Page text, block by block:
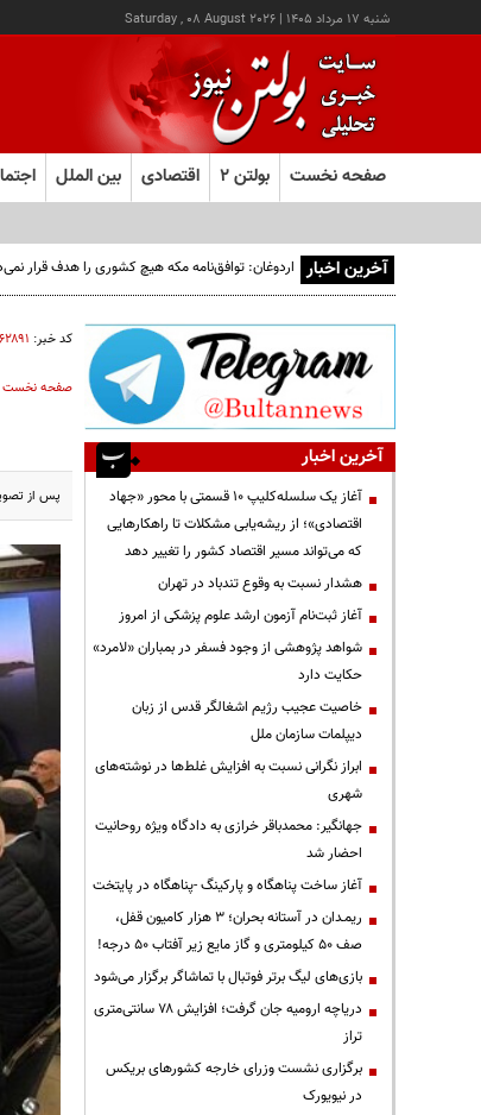
شنبه ۱۷ مرداد ۱۴۰۵ |
Saturday , 08 August 2026
صفحه نخست بولتن ۲ اقتصادی بین الملل
آخرین اخبار اردوغان: توافق‌نامه مکه هیچ کشوری را هدف قرار
کد خبر:
صفحه نخست
پس از
آخرین اخبار
آغاز یک سلسله‌کلیپ ۱۰ قسمتی با محور «جهاد
اقتصادی»؛ از ریشه‌یابی مشکلات تا راهکارهایی
که می‌تواند مسیر اقتصاد کشور را تغییر دهد
هشدار نسبت به وقوع تندباد در تهران
آغاز ثبت‌نام آزمون ارشد علوم پزشکی از امروز
شواهد پژوهشی از وجود فسفر در بمباران «لامرد»
حکایت دارد
خاصیت عجیب رژیم اشغالگر قدس از زبان
دیپلمات سازمان ملل
ابراز نگرانی نسبت به افزایش غلط‌ها در نوشته‌های
شهری
جهانگیر: محمدباقر خرازی به دادگاه ویژه روحانیت
احضار شد
آغاز ساخت پناهگاه و پارکینگ -پناهگاه در پایتخت
ریمـدان در آستانه بحران؛ ۳ هزار کامیون قفل،
صف ۵۰ کیلومتری و گاز مایع زیر آفتاب ۵۰ درجه!
بازی‌های لیگ برتر فوتبال با تماشاگر برگزار می‌شود
دریاچه ارومیه جان گرفت؛ افزایش ۷۸ سانتی‌متری
تراز
برگزاری نشست وزرای خارجه کشورهای بریکس
در نیویورک